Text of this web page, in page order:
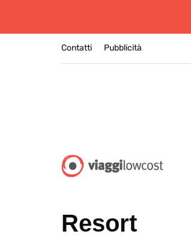
Contatti Pubblicità
Resort